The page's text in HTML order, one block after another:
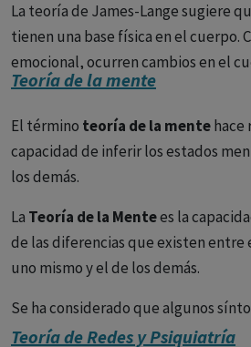
La teoría de James-Lange sugiere
tienen una base física en el cuerpo.
emocional, ocurren cambios en el
conforman nuestra experiencia
James explicó la teoría en su libro "
psicología": escribe que “sentimos
enojados porque golpeamos,
temblamos, y no lloramos,
porque lo sentimos, enojado, o
caso ". En otras palabras, nuestras
consisten en nuestras respuestas
potencialmente emocionales en el
que estas reacciones físicas son
Teoría de la mente
El término teoría de la mentehace
capacidad de inferir los estados
los demás.
La Teoría de la Mentees la
de las diferencias que existen entre
uno mismo y el de los demás.
Se ha considerado que algunos
los delirios de control, los delirios de
Teoría de Redes y Psiquiatría